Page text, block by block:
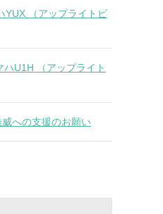
YUX （アップライトピ
U1H （アップライト
への支援のお願い